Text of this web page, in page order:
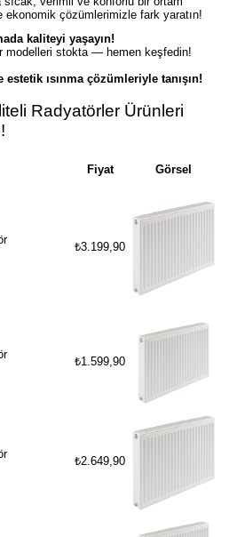
ekonomik çözümlerimizle fark yaratın!
kaliteyi yaşayın!
modelleri stokta — hemen keşfedin!
ısınma çözümleriyle tanışın!
Radyatörler Ürünleri
Fiyat Görsel
₺3.199,90
₺1.599,90
₺2.649,90